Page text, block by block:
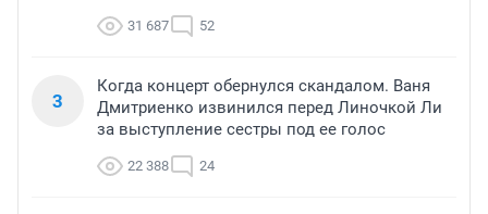
31 687 52
3
Когда концерт обернулся скандалом. Ваня
Дмитриенко извинился перед Линочкой Ли
за выступление сестры под ее голос
22 388 24